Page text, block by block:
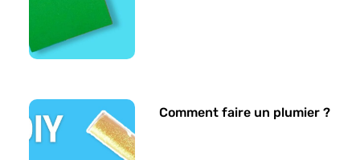
Comment faire un plumier ?